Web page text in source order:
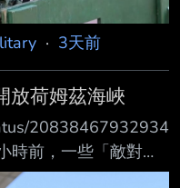
· 3天前
放荷姆茲海峽
20838467932934
時前，一些「敵對陣
意一項重新開放荷姆